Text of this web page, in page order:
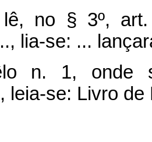
no § 3º,
lia-se: ...
n. 1, onde
leia-se: Livro